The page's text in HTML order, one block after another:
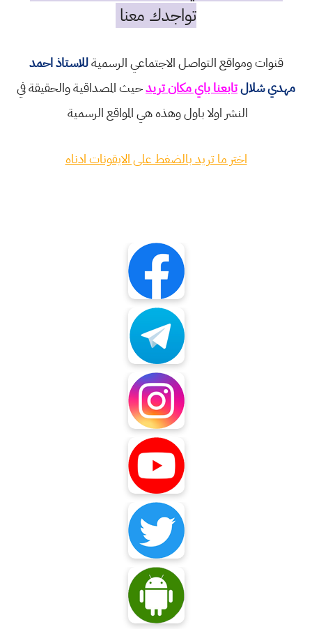
تواجدك معنا
قنوات ومواقع التواصل الاجتماعي الرسميةللاستاذ احمد
مهدي شلالتابعنا باي مكان تريدحيث المصداقية والحقيقة في
النشر اولا باول وهذه هي المواقع الرسمية
اختر ما تريد بالضغط على الايقونات ادناه